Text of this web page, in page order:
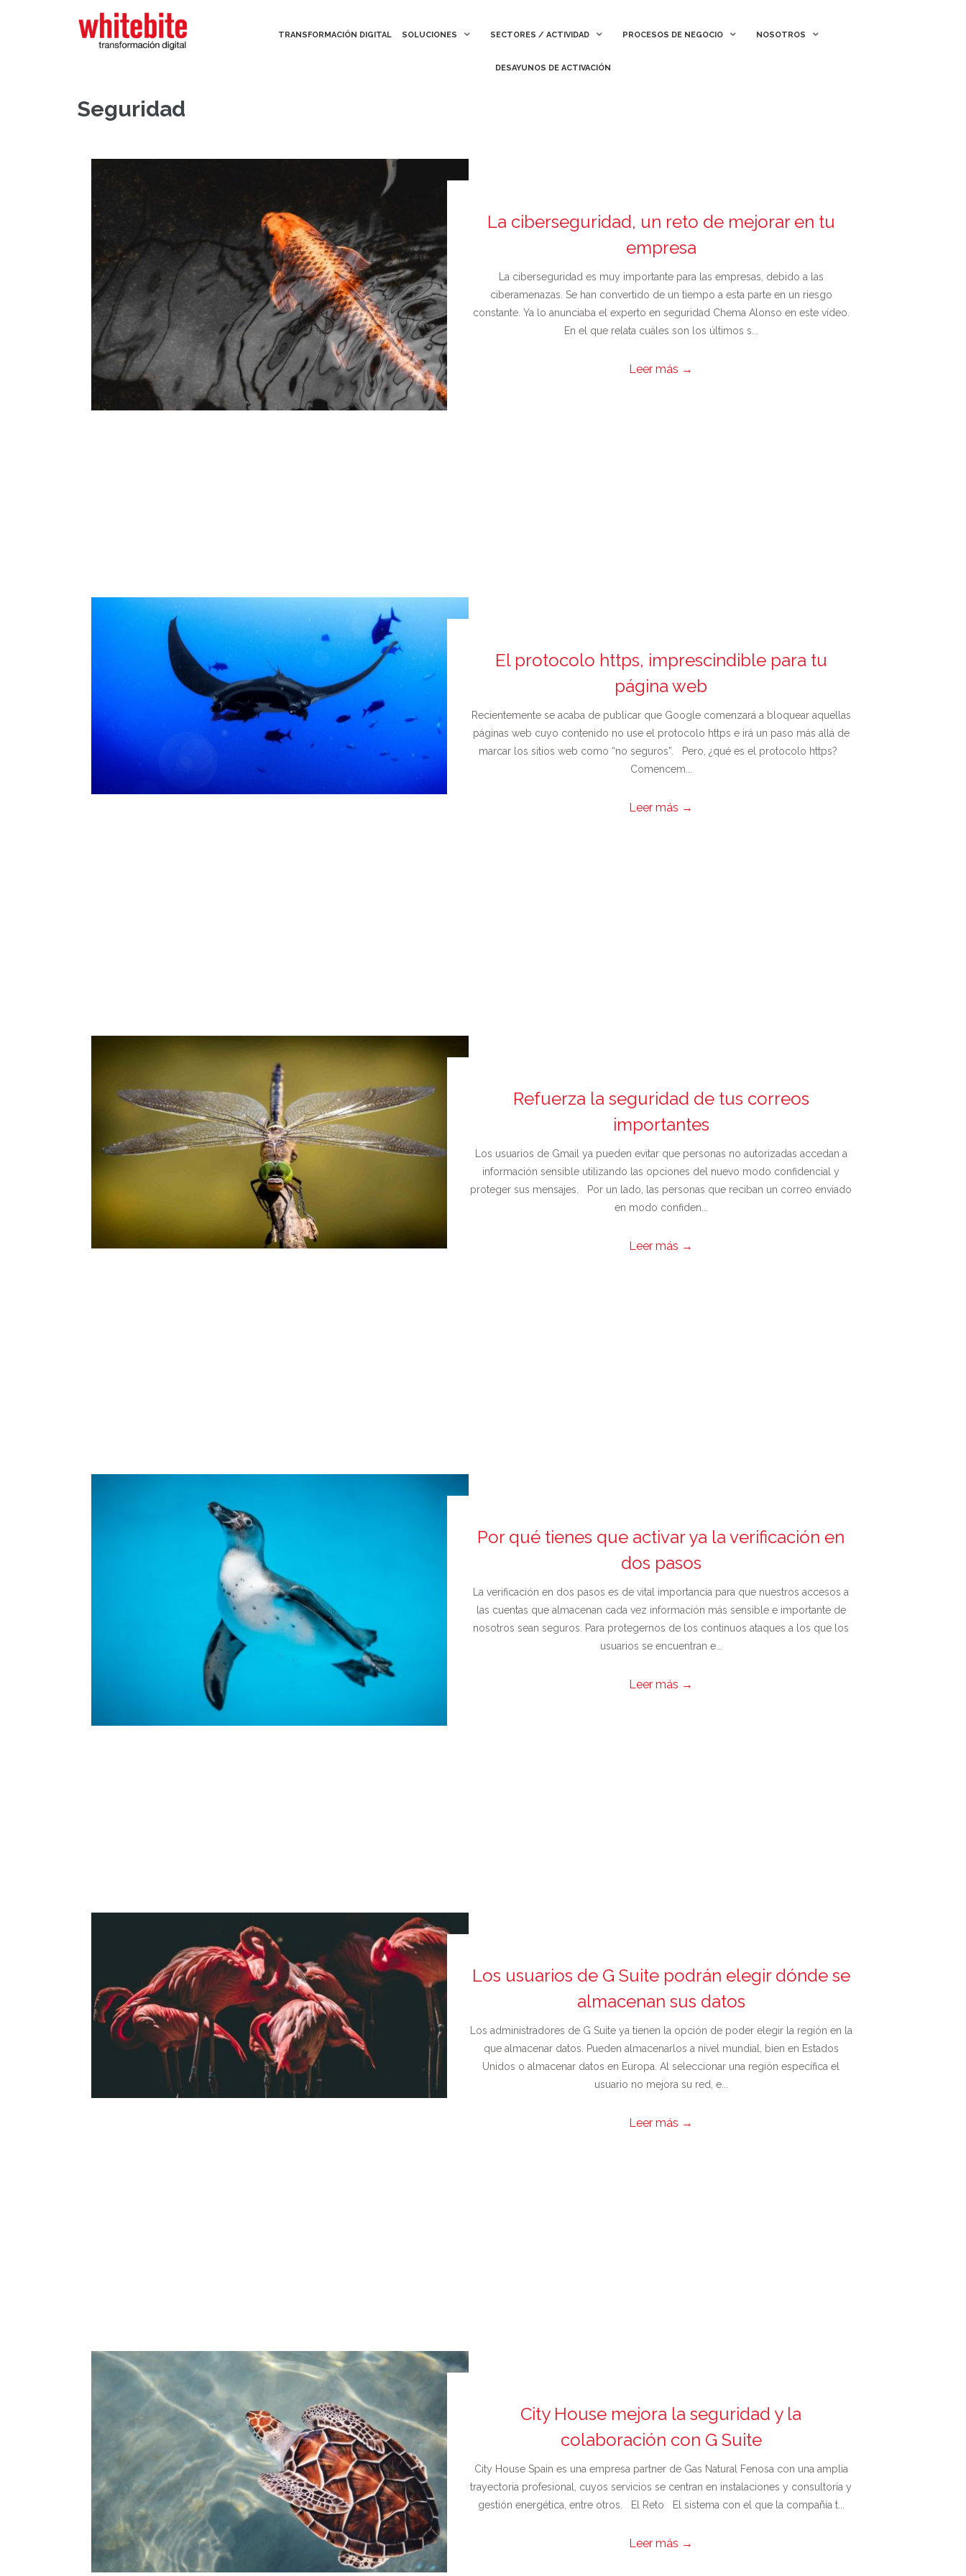
TRANSFORMACIÓN DIGITAL SOLUCIONES SECTORES / ACTIVIDAD PROCESOS DE NEGOCIO NOSOTROS
DESAYUNOS DE ACTIVACIÓN
TRANSFORMACIÓN DIGITAL SOLUCIONES SECTORES / ACTIVIDAD PROCESOS DE NEGOCIO NOSOTROS
DESAYUNOS DE ACTIVACIÓN
Seguridad
La ciberseguridad, un reto de mejorar en tu
empresa
La ciberseguridad es muy importante para las empresas, debido a las
ciberamenazas. Se han convertido de un tiempo a esta parte en un riesgo
constante. Ya lo anunciaba el experto en seguridad Chema Alonso en este vídeo.
En el que relata cuáles son los últimos s...
Leer más →
El protocolo https, imprescindible para tu
página web
Recientemente se acaba de publicar que Google comenzará a bloquear aquellas
páginas web cuyo contenido no use el protocolo https e irá un paso más allá de
marcar los sitios web como “no seguros”. Pero, ¿qué es el protocolo https?
Comencem...
Leer más →
Refuerza la seguridad de tus correos
importantes
Los usuarios de Gmail ya pueden evitar que personas no autorizadas accedan a
información sensible utilizando las opciones del nuevo modo confidencial y
proteger sus mensajes. Por un lado, las personas que reciban un correo enviado
en modo confiden...
Leer más →
Por qué tienes que activar ya la verificación en
dos pasos
La verificación en dos pasos es de vital importancia para que nuestros accesos a
las cuentas que almacenan cada vez información más sensible e importante de
nosotros sean seguros. Para protegernos de los continuos ataques a los que los
usuarios se encuentran e...
Leer más →
Los usuarios de G Suite podrán elegir dónde se
almacenan sus datos
Los administradores de G Suite ya tienen la opción de poder elegir la región en la
que almacenar datos. Pueden almacenarlos a nivel mundial, bien en Estados
Unidos o almacenar datos en Europa. Al seleccionar una región específica el
usuario no mejora su red, e...
Leer más →
City House mejora la seguridad y la
colaboración con G Suite
City House Spain es una empresa partner de Gas Natural Fenosa con una amplia
trayectoria profesional, cuyos servicios se centran en instalaciones y consultoría y
gestión energética, entre otros. El Reto El sistema con el que la compañía t...
Leer más →